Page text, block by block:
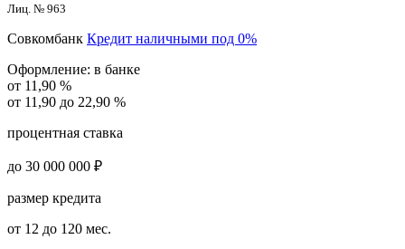
Лиц. № 963
Совкомбанк Кредит наличными под 0%
Оформление: в банке
от 11,90 %
от 11,90 до 22,90 %
процентная ставка
до 30 000 000 ₽
размер кредита
от 12 до 120 мес.